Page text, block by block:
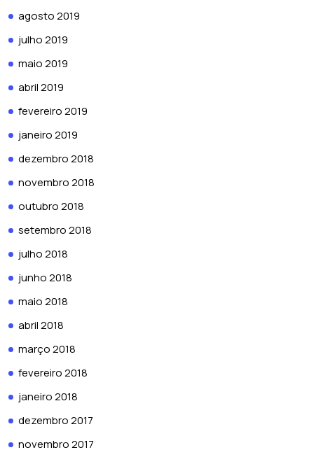
agosto 2019
julho 2019
maio 2019
abril 2019
fevereiro 2019
janeiro 2019
dezembro 2018
novembro 2018
outubro 2018
setembro 2018
julho 2018
junho 2018
maio 2018
abril 2018
março 2018
fevereiro 2018
janeiro 2018
dezembro 2017
novembro 2017